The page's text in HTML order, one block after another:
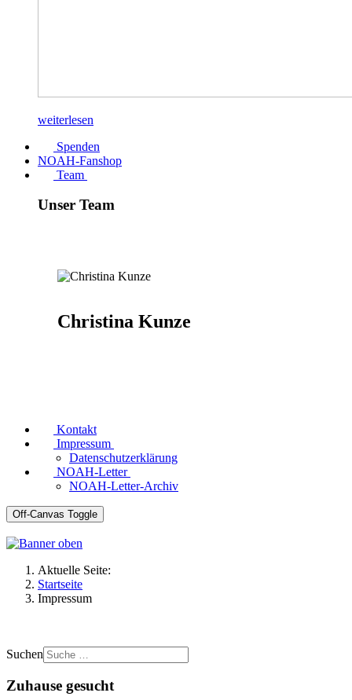
weiterlesen
Spenden
NOAH-Fanshop
Team
Unser Team
Christina Kunze
Kontakt
Impressum
Datenschutzerklärung
NOAH-Letter
NOAH-Letter-Archiv
Off-Canvas Toggle
Aktuelle Seite:
Startseite
Impressum
Suchen
Zuhause gesucht